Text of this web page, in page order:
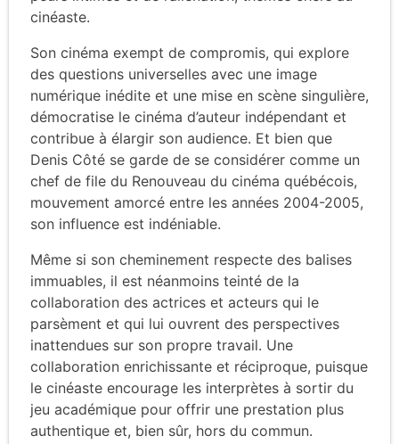
cinéaste.
Son cinéma exempt de compromis, qui explore
des questions universelles avec une image
numérique inédite et une mise en scène singulière,
démocratise le cinéma d’auteur indépendant et
contribue à élargir son audience. Et bien que
Denis Côté se garde de se considérer comme un
chef de file du Renouveau du cinéma québécois,
mouvement amorcé entre les années 2004-2005,
son influence est indéniable.
Même si son cheminement respecte des balises
immuables, il est néanmoins teinté de la
collaboration des actrices et acteurs qui le
parsèment et qui lui ouvrent des perspectives
inattendues sur son propre travail. Une
collaboration enrichissante et réciproque, puisque
le cinéaste encourage les interprètes à sortir du
jeu académique pour offrir une prestation plus
authentique et, bien sûr, hors du commun.